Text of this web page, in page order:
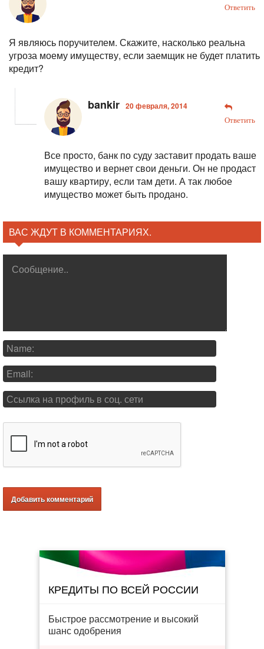
Ответить
Я являюсь поручителем. Скажите, насколько реальна
угроза моему имуществу, если заемщик не будет платить
кредит?
bankir 20 февраля, 2014
Ответить
Все просто, банк по суду заставит продать ваше
имущество и вернет свои деньги. Он не продаст
вашу квартиру, если там дети. А так любое
имущество может быть продано.
ВАС ЖДУТ В КОММЕНТАРИЯХ.
КРЕДИТЫ ПО ВСЕЙ РОССИИ
Быстрое рассмотрение и высокий
шанс одобрения